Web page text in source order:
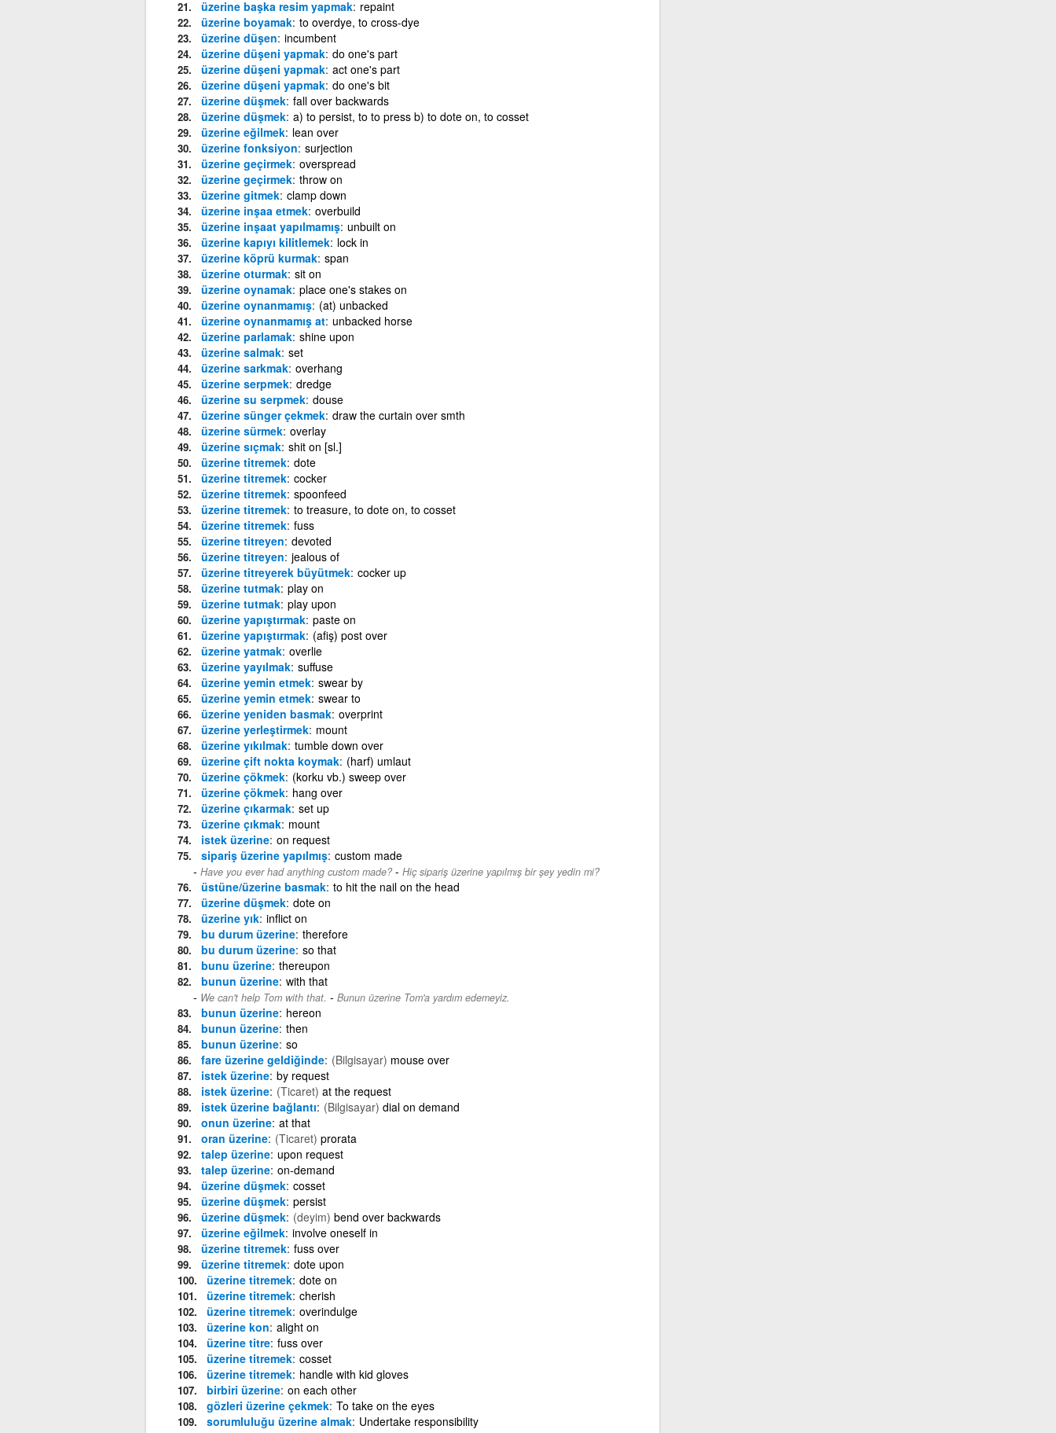
üzerine başka resim yapmak repaint
üzerine boyamak to overdye, to cross-dye
üzerine düşen incumbent
üzerine düşeni yapmak do one's part
üzerine düşeni yapmak act one's part
üzerine düşeni yapmak do one's bit
üzerine düşmek fall over backwards
üzerine düşmek a) to persist, to to press b) to dote on, to cosset
üzerine eğilmek lean over
üzerine fonksiyon surjection
üzerine geçirmek overspread
üzerine geçirmek throw on
üzerine gitmek clamp down
üzerine inşaa etmek overbuild
üzerine inşaat yapılmamış unbuilt on
üzerine kapıyı kilitlemek lock in
üzerine köprü kurmak span
üzerine oturmak sit on
üzerine oynamak place one's stakes on
üzerine oynanmamış (at) unbacked
üzerine oynanmamış at unbacked horse
üzerine parlamak shine upon
üzerine salmak set
üzerine sarkmak overhang
üzerine serpmek dredge
üzerine su serpmek douse
üzerine sünger çekmek draw the curtain over smth
üzerine sürmek overlay
üzerine sıçmak shit on [sl.]
üzerine titremek dote
üzerine titremek cocker
üzerine titremek spoonfeed
üzerine titremek to treasure, to dote on, to cosset
üzerine titremek fuss
üzerine titreyen devoted
üzerine titreyen jealous of
üzerine titreyerek büyütmek cocker up
üzerine tutmak play on
üzerine tutmak play upon
üzerine yapıştırmak paste on
üzerine yapıştırmak (afiş) post over
üzerine yatmak overlie
üzerine yayılmak suffuse
üzerine yemin etmek swear by
üzerine yemin etmek swear to
üzerine yeniden basmak overprint
üzerine yerleştirmek mount
üzerine yıkılmak tumble down over
üzerine çift nokta koymak (harf) umlaut
üzerine çökmek (korku vb.) sweep over
üzerine çökmek hang over
üzerine çıkarmak set up
üzerine çıkmak mount
istek üzerine on request
sipariş üzerine yapılmış custom made
Have you ever had anything custom made?- Hiç sipariş üzerine yapılmış bir şey yedin mi?
üstüne/üzerine basmak to hit the nail on the head
üzerine düşmek dote on
üzerine yık inflict on
bu durum üzerine therefore
bu durum üzerine so that
bunu üzerine thereupon
bunun üzerine with that
We can't help Tom with that. - Bunun üzerine Tom'a yardım edemeyiz.
bunun üzerine hereon
bunun üzerine then
bunun üzerine so
fare üzerine geldiğinde (Bilgisayar) mouse over
istek üzerine by request
istek üzerine (Ticaret) at the request
istek üzerine bağlantı (Bilgisayar) dial on demand
onun üzerine at that
oran üzerine (Ticaret) prorata
talep üzerine upon request
talep üzerine on-demand
üzerine düşmek cosset
üzerine düşmek persist
üzerine düşmek (deyim) bend over backwards
üzerine eğilmek involve oneself in
üzerine titremek fuss over
üzerine titremek dote upon
üzerine titremek dote on
üzerine titremek cherish
üzerine titremek overindulge
üzerine kon alight on
üzerine titre fuss over
üzerine titremek cosset
üzerine titremek handle with kid gloves
birbiri üzerine on each other
gözleri üzerine çekmek To take on the eyes
sorumluluğu üzerine almak Undertake responsibility